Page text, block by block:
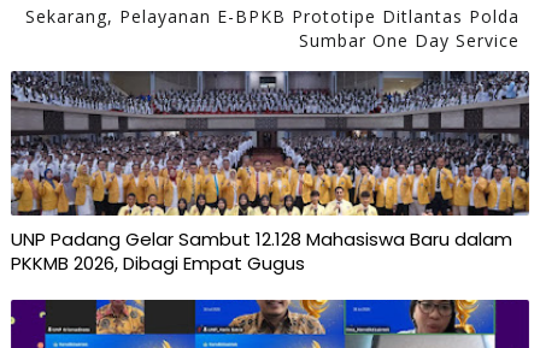
Sekarang, Pelayanan E-BPKB Prototipe Ditlantas Polda
Sumbar One Day Service
UNP Padang Gelar Sambut 12.128 Mahasiswa Baru dalam
PKKMB 2026, Dibagi Empat Gugus